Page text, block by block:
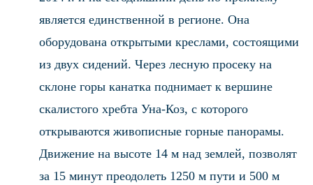
является единственной в регионе. Она
оборудована открытыми креслами, состоящими
из двух сидений. Через лесную просеку на
склоне горы канатка поднимает к вершине
скалистого хребта Уна-Коз, с которого
открываются живописные горные панорамы.
Движение на высоте 14 м над землей, позволят
за 15 минут преодолеть 1250 м пути и 500 м